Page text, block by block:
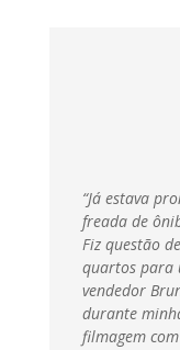
“Já estava
freada de
Fiz questão
quartos para
vendedor
durante
filmagem